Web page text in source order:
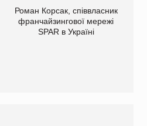
Роман Корсак, співвласник
франчайзингової мережі
SPAR в Україні